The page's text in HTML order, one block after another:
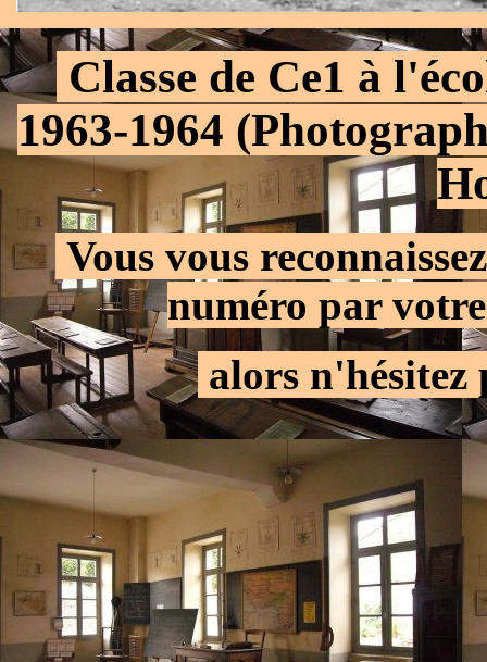
Classe de Ce1 à
1963-1964
Vous vous
numéro par
. alors n'hésitez